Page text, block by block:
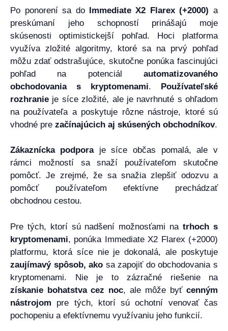
Po ponorení sa do Immediate X2 Flarex (+2000) a
preskúmaní jeho schopností prinášajú moje
skúsenosti optimistickejší pohľad. Hoci platforma
využíva zložité algoritmy, ktoré sa na prvý pohľad
môžu zdať odstrašujúce, skutočne ponúka fascinujúci
pohľad na potenciál automatizovaného
obchodovania s kryptomenami. Používateľské
rozhranie je síce zložité, ale je navrhnuté s ohľadom
na používateľa a poskytuje rôzne nástroje, ktoré sú
vhodné pre začínajúcich aj skúsených obchodníkov.
Zákaznícka podporaje síce občas pomalá, ale v
rámci možností sa snaží používateľom skutočne
pomôcť. Je zrejmé, že sa snažia zlepšiť odozvu a
pomôcť používateľom efektívne prechádzať
obchodnou cestou.
Pre tých, ktorí sú nadšení možnosťami na trhoch s
kryptomenami, ponúka Immediate X2 Flarex (+2000)
platformu, ktorá síce nie je dokonalá, ale poskytuje
zaujímavý spôsob, ako sa zapojiť do obchodovania s
kryptomenami. Nie je to zázračné riešenie na
získanie bohatstva cez noc, ale môže byť cenným
nástrojom pre tých, ktorí sú ochotní venovať čas
pochopeniu a efektívnemu využívaniu jeho funkcií.